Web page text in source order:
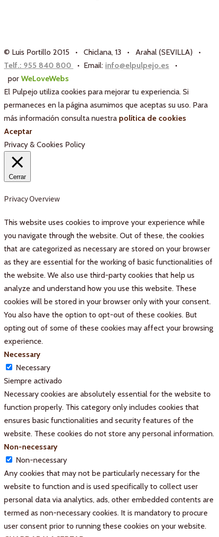
© Luis Portillo 2015 • Chiclana, 13 • Arahal (SEVILLA) •
Telf.: 955 840 800
• Email: info@elpulpejo.es
•
por WeLoveWebs
El Pulpejo utiliza cookies para mejorar tu experiencia. Si
permaneces en la página asumimos que aceptas su uso. Para
más información consulta nuestra política de cookies
Aceptar
Privacy & Cookies Policy
Cerrar
Privacy Overview
This website uses cookies to improve your experience while
you navigate through the website. Out of these, the cookies
that are categorized as necessary are stored on your browser
as they are essential for the working of basic functionalities of
the website. We also use third-party cookies that help us
analyze and understand how you use this website. These
cookies will be stored in your browser only with your consent.
You also have the option to opt-out of these cookies. But
opting out of some of these cookies may affect your browsing
experience.
Necessary
Necessary
Siempre activado
Necessary cookies are absolutely essential for the website to
function properly. This category only includes cookies that
ensures basic functionalities and security features of the
website. These cookies do not store any personal information.
Non-necessary
Non-necessary
Any cookies that may not be particularly necessary for the
website to function and is used specifically to collect user
personal data via analytics, ads, other embedded contents are
termed as non-necessary cookies. It is mandatory to procure
user consent prior to running these cookies on your website.